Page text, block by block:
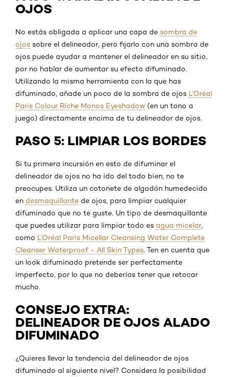
OJOS
No estás obligada a aplicar una capa de sombra de
ojos sobre el delineador, pero fijarlo con una sombra de
ojos puede ayudar a mantener el delineador en su sitio,
por no hablar de aumentar su efecto difuminado.
Utilizando la misma herramienta con la que has
difuminado, añade un poco de la sombra de ojos L’Oréal
Paris Colour Riche Monos Eyeshadow (en un tono a
juego) directamente encima de tu delineador de ojos.
PASO 5: LIMPIAR LOS BORDES
Si tu primera incursión en esto de difuminar el
delineador de ojos no ha ido del todo bien, no te
preocupes. Utiliza un cotonete de algodón humedecido
en desmaquillante de ojos, para limpiar cualquier
difuminado que no te guste. Un tipo de desmaquillante
que puedes utilizar para limpiar todo es agua micelar
como L’Oréal Paris Micellar Cleansing Water Complete
Cleanser Waterproof - All Skin Types. Ten en cuenta que
un look difuminado pretende ser perfectamente
imperfecto, por lo que no deberías tener que retocar
mucho.
CONSEJO EXTRA:
DELINEADOR DE OJOS ALADO
DIFUMINADO
¿Quieres llevar la tendencia del delineador de ojos
difuminado al siguiente nivel? Considera la posibilidad